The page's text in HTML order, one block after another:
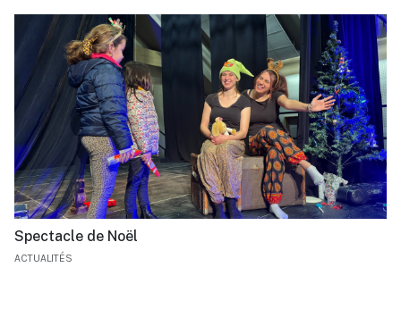
Spectacle de Noël
ACTUALITÉS